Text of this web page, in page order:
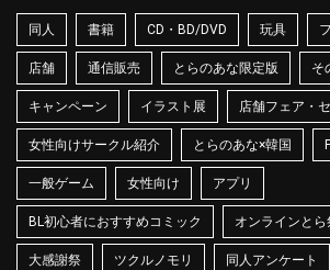
同人 書籍 CD・BD/DVD 玩具
店舗 通信販売 とらのあな限定版 そ
キャンペーン イラスト展 店舗フェア・
女性向けサークル紹介 とらのあな×韓国
一般ゲーム 女性向け アプリ
BL初心者におすすめコミック オンラインと
大感謝祭 ツクルノモリ 同人アンケート